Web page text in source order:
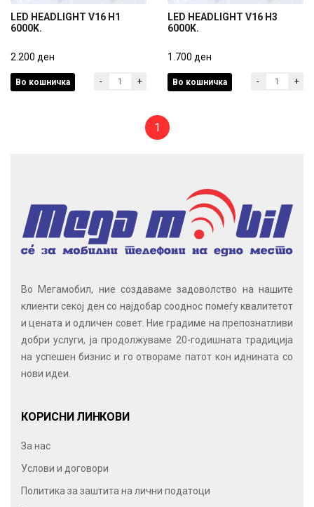
6000K.
2.200 ден
LED HEADLIGHT V16 H1
6000K.
2.200 ден
Во кошничка - +
6000K.
1.700 ден
LED HEADLIGHT V16 H3
6000K.
1.700 ден
Во кошничка - +
1
Во Мегамобил, ние создаваме задоволство на нашите
клиенти секој ден со најдобар сооднос помеѓу квалитетот
и цената и одличен совет. Ние градиме на препознатливи
добри услуги, ја продолжуваме 20-годишната традиција
на успешен бизнис и го отвораме патот кон иднината со
нови идеи.
КОРИСНИ ЛИНКОВИ
За нас
Услови и договори
Политика за заштита на лични податоци